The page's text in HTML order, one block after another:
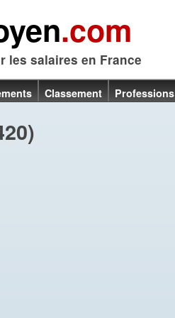
.com
les salaires en France
Classement Professions